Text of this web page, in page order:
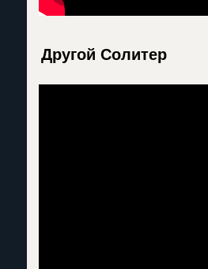
Другой Солитер